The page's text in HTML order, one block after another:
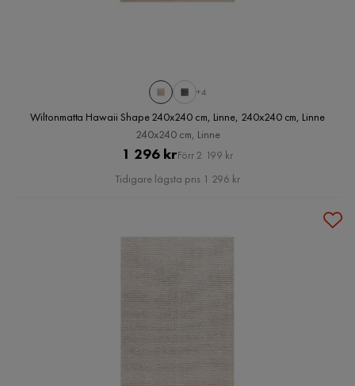
+4
Wiltonmatta Hawaii Shape 240x240 cm, Linne, 240x240 cm, Linne
240x240 cm, Linne
Pris
1 296 krOriginal
Pris
Förr 2 199 kr
Tidigare lägsta pris 1 296 kr